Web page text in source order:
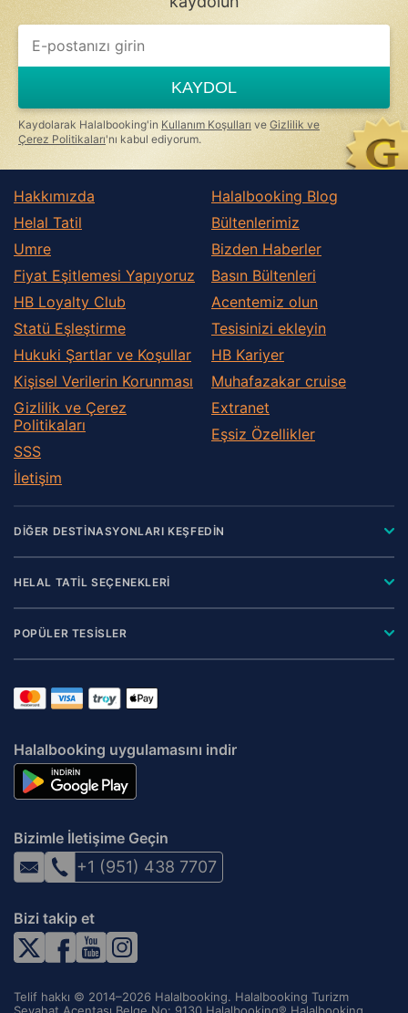
If
you
ignore
this
field
KAYDOL
Kaydolarak Halalbooking'in Kullanım Koşulları ve Gizlilik ve
Çerez Politikaları'nı kabul ediyorum.
Hakkımızda
Helal Tatil
Umre
Fiyat Eşitlemesi Yapıyoruz
HB Loyalty Club
Statü Eşleştirme
Hukuki Şartlar ve Koşullar
Kişisel Verilerin Korunması
Gizlilik ve Çerez
Politikaları
SSS
İletişim
Halalbooking Blog
Bültenlerimiz
Bizden Haberler
Basın Bültenleri
Acentemiz olun
Tesisinizi ekleyin
HB Kariyer
Muhafazakar сruise
Extranet
Eşsiz Özellikler
DİĞER DESTİNASYONLARI KEŞFEDİN
HELAL TATİL SEÇENEKLERİ
POPÜLER TESİSLER
Halalbooking uygulamasını indir
Bizimle İletişime Geçin
+1 (951) 438 7707
Bizi takip et
Telif hakkı © 2014–2026 Halalbooking. Halalbooking Turizm
Seyahat Acentası Belge No: 9130 Halalbooking® Halalbooking